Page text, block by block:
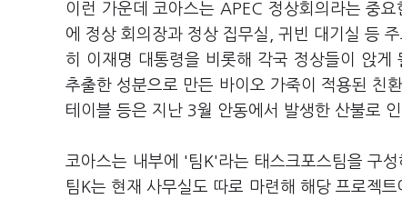
이런 가운데 코아스는 APEC 정상회의라는 중
에 정상 회의장과 정상 집무실, 귀빈 대기실 등
히 이재명 대통령을 비롯해 각국 정상들이 앉
추출한 성분으로 만든 바이오 가죽이 적용된 친
테이블 등은 지난 3월 안동에서 발생한 산불로
코아스는 내부에 '팀K'라는 태스크포스팀을 구
팀K는 현재 사무실도 따로 마련해 해당 프로젝